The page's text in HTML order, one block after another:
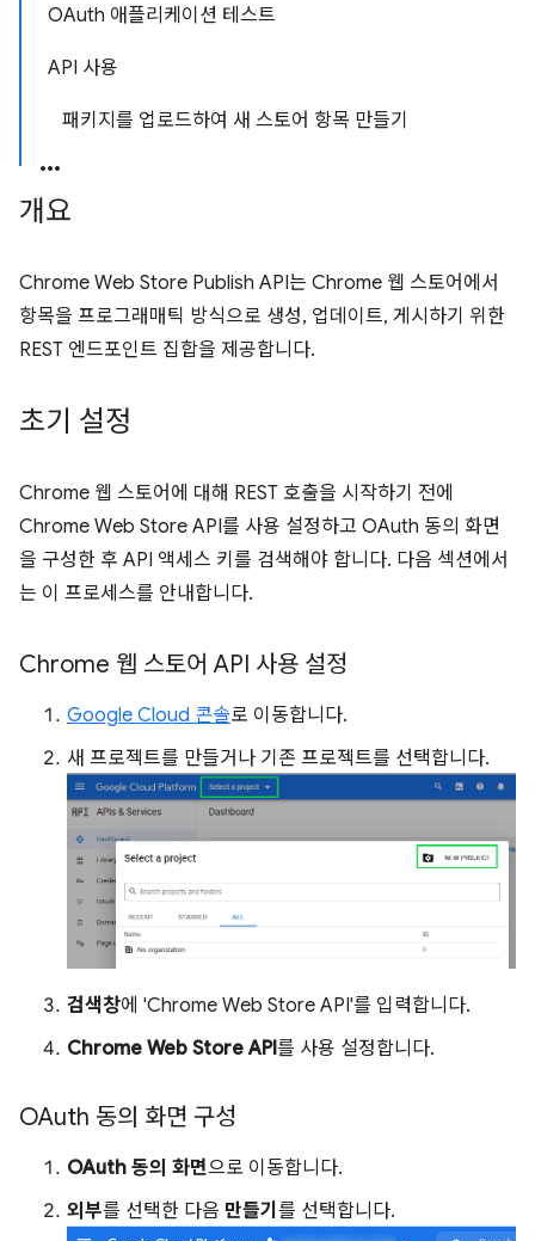
OAuth 애플리케이션 테스트
API 사용
패키지를 업로드하여 새 스토어 항목 만들기
개요
Chrome Web Store Publish API는 Chrome 웹 스토어에서
항목을 프로그래매틱 방식으로 생성, 업데이트, 게시하기 위한
REST 엔드포인트 집합을 제공합니다.
초기 설정
Chrome 웹 스토어에 대해 REST 호출을 시작하기 전에
Chrome Web Store API를 사용 설정하고 OAuth 동의 화면
을 구성한 후 API 액세스 키를 검색해야 합니다. 다음 섹션에서
는 이 프로세스를 안내합니다.
Chrome 웹 스토어 API 사용 설정
Google Cloud 콘솔로 이동합니다.
새 프로젝트를 만들거나 기존 프로젝트를 선택합니다.
검색창에 'Chrome Web Store API'를 입력합니다.
Chrome Web Store API를 사용 설정합니다.
OAuth 동의 화면 구성
OAuth 동의 화면으로 이동합니다.
외부를 선택한 다음 만들기 를 선택합니다.